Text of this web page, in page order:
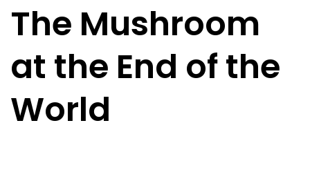
The Mushroom
at the End of the
World